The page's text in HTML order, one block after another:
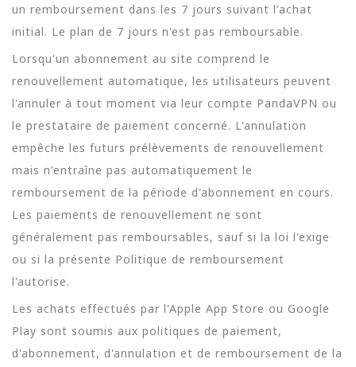
un remboursement dans les 7 jours suivant l'achat
initial. Le plan de 7 jours n'est pas remboursable.
Lorsqu'un abonnement au site comprend le
renouvellement automatique, les utilisateurs peuvent
l'annuler à tout moment via leur compte PandaVPN ou
le prestataire de paiement concerné. L'annulation
empêche les futurs prélèvements de renouvellement
mais n'entraîne pas automatiquement le
remboursement de la période d'abonnement en cours.
Les paiements de renouvellement ne sont
généralement pas remboursables, sauf si la loi l'exige
ou si la présente Politique de remboursement
l'autorise.
Les achats effectués par l'Apple App Store ou Google
Play sont soumis aux politiques de paiement,
d'abonnement, d'annulation et de remboursement de la